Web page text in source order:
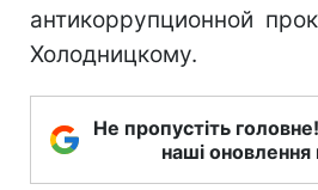
антикоррупционной
Холодницкому.
Не пропустіть
наші оновлення